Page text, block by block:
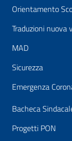
Orientamento
Traduzioni nuova
MAD
Sicurezza
Emergenza
Bacheca
Progetti PON